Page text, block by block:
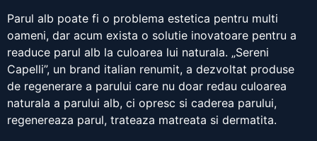
Parul alb poate fi o problema estetica pentru multi
oameni, dar acum exista o solutie inovatoare pentru a
readuce parul alb la culoarea lui naturala. „Sereni
Capelli”, un brand italian renumit, a dezvoltat produse
de regenerare a parului care nu doar redau culoarea
naturala a parului alb, ci opresc si caderea parului,
regenereaza parul, trateaza matreata si dermatita.